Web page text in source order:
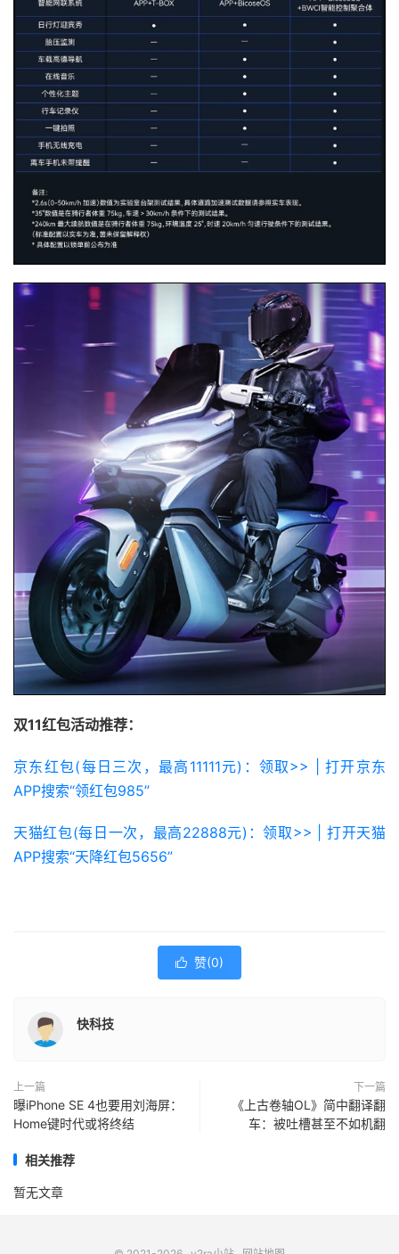
双11红包活动推荐：
京东红包(每日三次，最高11111元)：领取>> | 打开京东
APP搜索“领红包985”
天猫红包(每日一次，最高22888元)：领取>> | 打开天猫
APP搜索“天降红包5656”
 赞(0)
快科技
上一篇
曝iPhone SE 4也要用刘海屏：
Home键时代或将终结
下一篇
《上古卷轴OL》简中翻译翻
车：被吐槽甚至不如机翻
相关推荐
暂无文章